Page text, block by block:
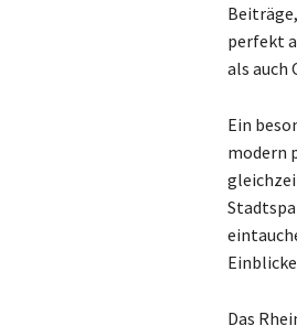
perfekt
als auch
Ein
modern
Das